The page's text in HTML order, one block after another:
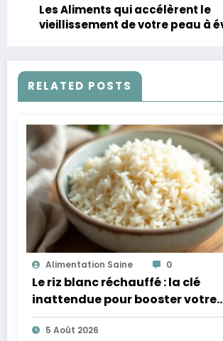
Les Aliments qui accélèrent le
vieillissement de votre peau à
RELATED POSTS
Alimentation Saine 0
Le riz blanc réchauffé : la clé
inattendue pour booster votre
microbiote
5 Août 2026